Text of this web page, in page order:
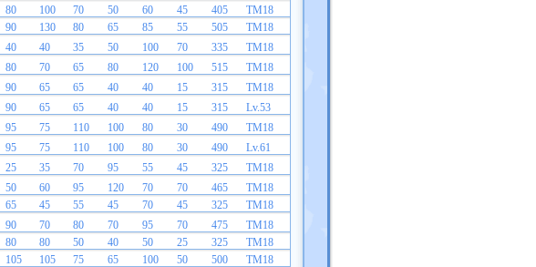
80 100 70 50 60 45 405
TM18
90 130 80 65 85 55 505
TM18
40 40 35 50 100 70 335
TM18
80 70 65 80 120 100 515
TM18
90 65 65 40 40 15 315
TM18
90 65 65 40 40 15 315
Lv.53
95 75 110 100 80 30 490
TM18
95 75 110 100 80 30 490
Lv.61
25 35 70 95 55 45 325
TM18
50 60 95 120 70 70 465
TM18
65 45 55 45 70 45 325
TM18
90 70 80 70 95 70 475
TM18
80 80 50 40 50 25 325
TM18
105 105 75 65 100 50 500
TM18